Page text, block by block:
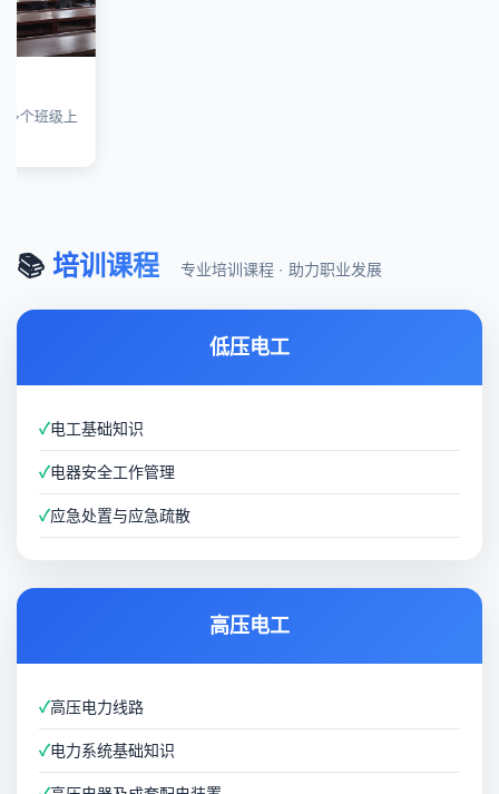
📚 培训课程 专业培训课程 · 助力职业发展
低压电工
✓电工基础知识
✓电器安全工作管理
✓应急处置与应急疏散
高压电工
✓高压电力线路
✓电力系统基础知识